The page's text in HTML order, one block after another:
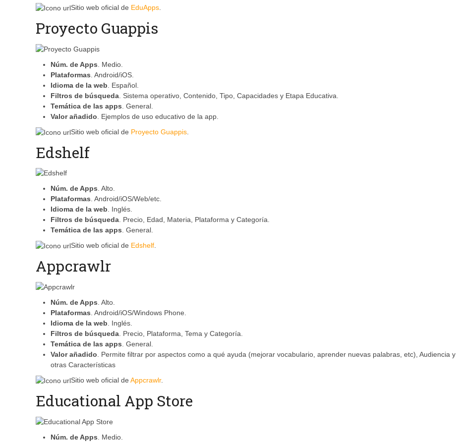
Sitio web oficial de EduApps.
Proyecto Guappis
Núm. de Apps . Medio.
Plataformas . Android/iOS.
Idioma de la web . Español.
Filtros de búsqueda . Sistema operativo, Contenido, Tipo, Capacidades y Etapa Educativa.
Temática de las apps . General.
Valor añadido . Ejemplos de uso educativo de la app.
Sitio web oficial de Proyecto Guappis
Edshelf
Núm. de Apps. Alto.
Plataformas. Android/iOS/Web/etc.
Idioma de la web. Inglés.
Filtros de búsqueda. Precio, Edad, Materia, Plataforma y Categoría.
Temática de las apps. General.
Sitio web oficial de Edshelf.
Appcrawlr
Núm. de Apps . Alto.
Plataformas . Android/iOS/Windows Phone.
Idioma de la web . Inglés.
Filtros de búsqueda . Precio, Plataforma, Tema y Categoría.
Temática de las apps . General.
Valor añadido . Permite filtrar por aspectos como a qué ayuda (mejorar vocabulario, aprender nuevas palabras, etc), Audiencia y
otras Características
Sitio web oficial de Appcrawlr.
Educational App Store
Núm. de Apps . Medio.